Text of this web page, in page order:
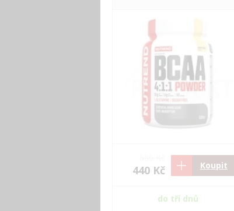
440 Kč Koupit
do tří dnů